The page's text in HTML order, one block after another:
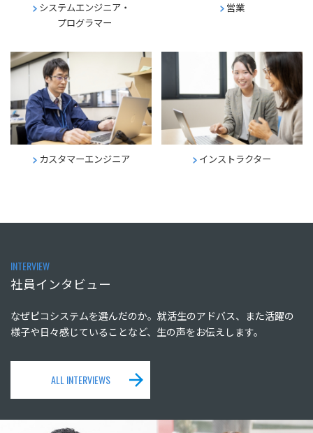
システムエンジニア・
プログラマー
営業
カスタマーエンジニア インストラクター
INTERVIEW
社員インタビュー
なぜピコシステムを選んだのか。就活生のアドバス、また活躍の
様子や日々感じていることなど、生の声をお伝えします。
ALL INTERVIEWS